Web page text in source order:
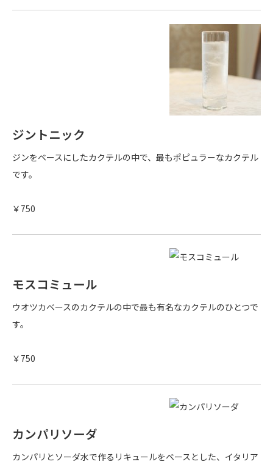
ジントニック
ジンをベースにしたカクテルの中で、最もポピュラーなカクテル
です。
￥750
モスコミュール
ウオツカベースのカクテルの中で最も有名なカクテルのひとつで
す。
￥750
カンパリソーダ
カンパリとソーダ水で作るリキュールをベースとした、イタリア